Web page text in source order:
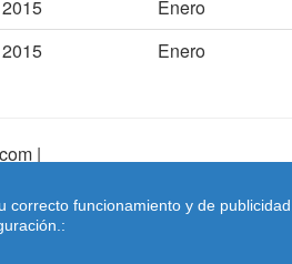
2015
Enero
2015 Enero
|
Coches-belgica.com
funcionamiento y de